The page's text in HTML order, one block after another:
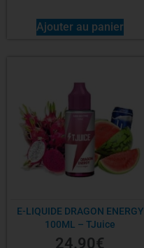
Ajouter au panier
E-LIQUIDE DRAGON ENERGY
100ML – TJuice
24.90€